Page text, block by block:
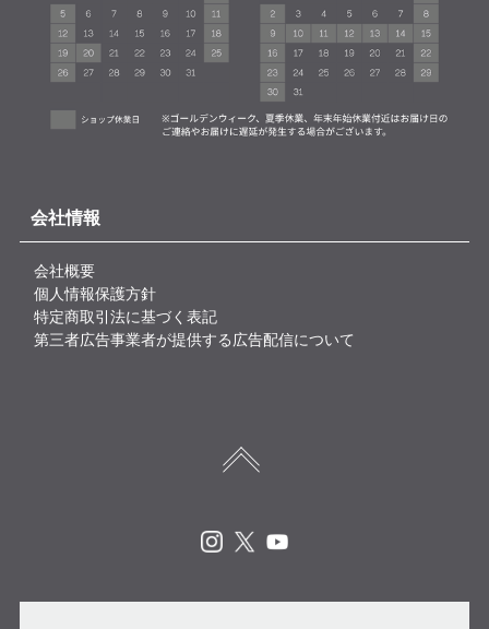
会社情報
会社概要
個人情報保護方針
特定商取引法に基づく表記
第三者広告事業者が提供する広告配信について